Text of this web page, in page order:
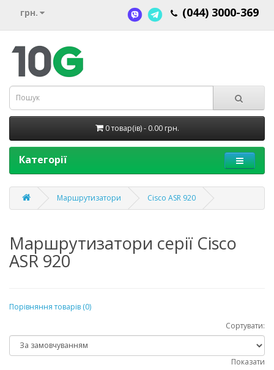
грн. (044) 3000-369
0 товар(ів) - 0.00 грн.
Категорії
Маршрутизатори Cisco ASR 920
Маршрутизатори серії Cisco
ASR 920
Порівняння товарів (0)
Сортувати:
Показати